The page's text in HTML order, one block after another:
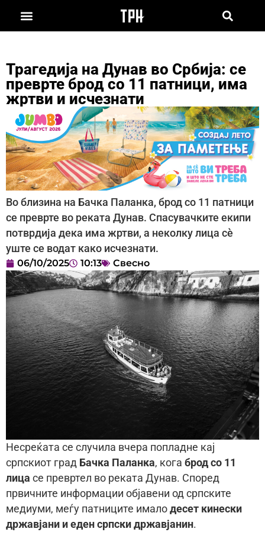
Трагедија на Дунав во Србија: се
преврте брод со 11 патници, има
жртви и исчезнати
Во близина на Бачка Паланка, брод со 11 патници
се преврте во реката Дунав. Спасувачките екипи
потврдија дека има жртви, а неколку лица сè
уште се водат како исчезнати.
06/10/2025 10:13 Свесно
Несреќата се случила вчера попладне кај
српскиот град Бачка Паланка, кога брод со 11
лица се превртел во реката Дунав. Според
првичните информации објавени од српските
медиуми, меѓу патниците имало десет кинески
државјани и еден српски државјанин.